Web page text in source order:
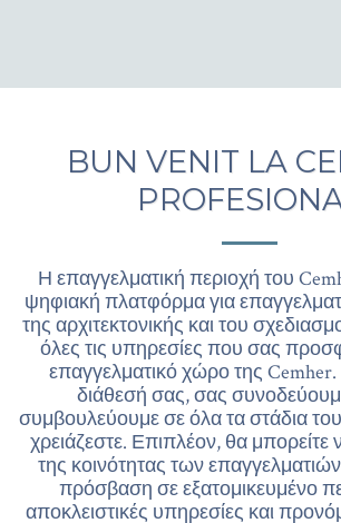
BUN VENIT LA
Η επαγγελματική περιοχή του
ψηφιακή πλατφόρμα για
της αρχιτεκτονικής και του
όλες τις υπηρεσίες που σας
επαγγελματικό χώρο της Cemher.
διάθεσή σας, σας
συμβουλεύουμε σε όλα τα στάδια
χρειάζεστε. Επιπλέον, θα μπορείτε
της κοινότητας των
πρόσβαση σε εξατομικευμένο
αποκλειστικές υπηρεσίες και